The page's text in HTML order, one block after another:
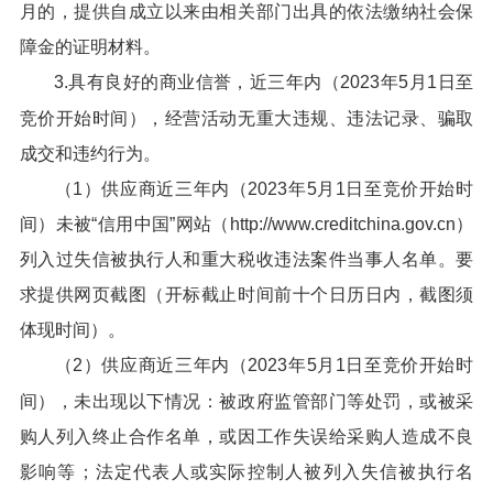
月的，提供自成立以来由相关部门出具的依法缴纳社会保
障金的证明材料。
3.具有良好的商业信誉，近三年内（2023年5月1日至
竞价开始时间），经营活动无重大违规、违法记录、骗取
成交和违约行为。
（1）供应商近三年内（2023年5月1日至竞价开始时
间）未被“信用中国”网站（http://www.creditchina.gov.cn）
列入过失信被执行人和重大税收违法案件当事人名单。要
求提供网页截图（开标截止时间前十个日历日内，截图须
体现时间）。
（2）供应商近三年内（2023年5月1日至竞价开始时
间），未出现以下情况：被政府监管部门等处罚，或被采
购人列入终止合作名单，或因工作失误给采购人造成不良
影响等；法定代表人或实际控制人被列入失信被执行名